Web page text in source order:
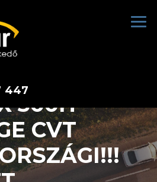
447
300H
CVT